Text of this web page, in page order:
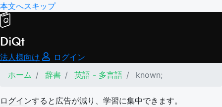
本文へスキップ
DiQt
法人様向け
ログイン
ホーム
辞書 英語 - 多言語 known;
ログインすると広告が減り、学習に集中できます。